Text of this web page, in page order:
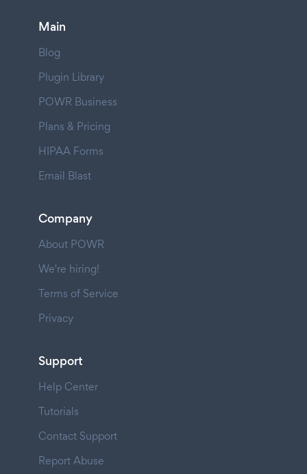
Main
Blog
Plugin Library
POWR Business
Plans & Pricing
HIPAA Forms
Email Blast
Company
About POWR
We're hiring!
Terms of Service
Privacy
Support
Help Center
Tutorials
Contact Support
Report Abuse